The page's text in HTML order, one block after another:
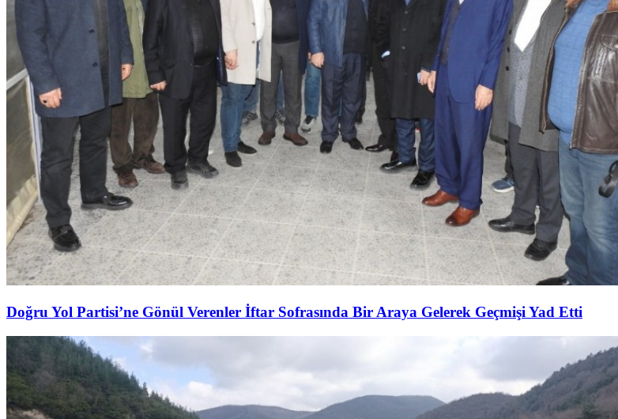
Doğru Yol Partisi’ne Gönül Verenler İftar Sofrasında Bir Araya Gelerek Geçmişi Yad Etti